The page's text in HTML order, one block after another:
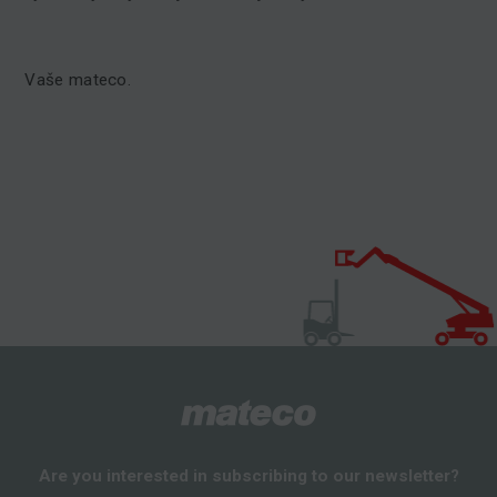
Vaše mateco.
Are you interested in subscribing to our newsletter?